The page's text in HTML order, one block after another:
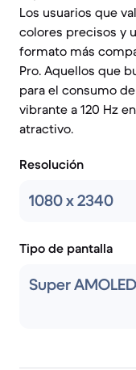
Los usuarios que
colores precisos y
formato más
Pro. Aquellos que
para el consumo
vibrante a 120 Hz
atractivo.
Resolución
1080 x 2340
Tipo de pantalla
Super AMOLED